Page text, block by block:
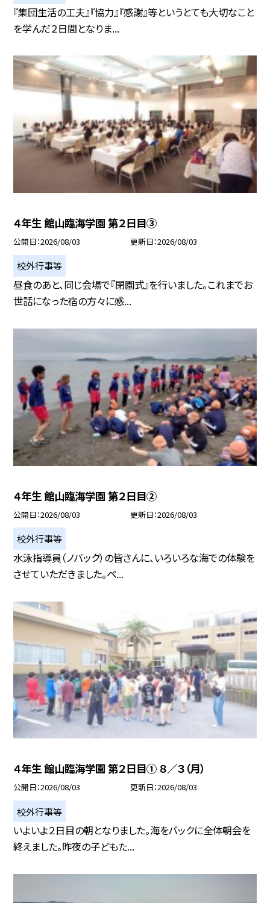
『集団生活の工夫』『協力』『感謝』等というとても大切なこと
を学んだ２日間となりま...
４年生 館山臨海学園 第２日目③
公開日 2026/08/03 更新日 2026/08/03
校外行事等
昼食のあと、同じ会場で『閉園式』を行いました。これまでお
世話になった宿の方々に感...
４年生 館山臨海学園 第２日目②
公開日 2026/08/03 更新日 2026/08/03
校外行事等
水泳指導員（ノバック）の皆さんに、いろいろな海での体験を
させていただきました。ペ...
４年生 館山臨海学園 第２日目① ８／３（月）
公開日 2026/08/03 更新日 2026/08/03
校外行事等
いよいよ２日目の朝となりました。海をバックに全体朝会を
終えました。昨夜の子どもた...